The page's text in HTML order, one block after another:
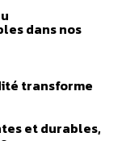
dans nos
transforme
et durables,